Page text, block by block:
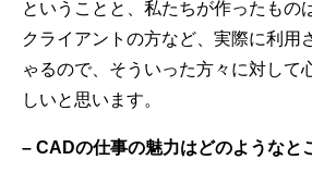
ということと、私たちが作ったもの
クライアントの方など、実際に利用
ゃるので、そういった方々に対して
しいと思います。
– CADの仕事の魅力はどのようなと